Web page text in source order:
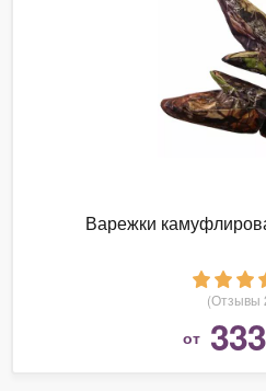
Варежки
(Отзывы
от 333